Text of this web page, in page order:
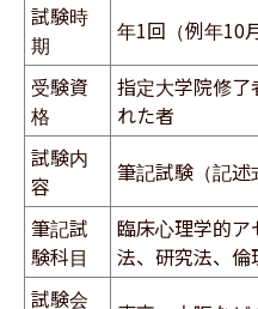
試験時
期
年1回（例年10
受験資
格
指定大学院修了
れた者
試験内
容
筆記試験（記
筆記試
験科目
臨床心理学的
法、研究法、倫
試験会